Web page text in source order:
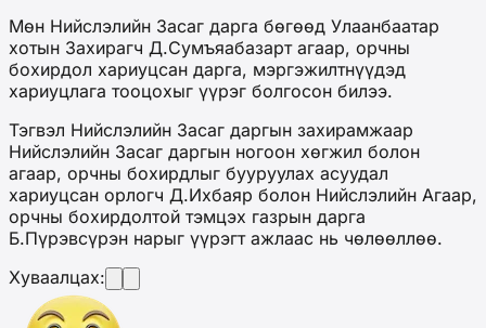
Мөн Нийслэлийн Засаг дарга бөгөөд Улаанбаатар
хотын Захирагч Д.Сумъяабазарт агаар, орчны
бохирдол хариуцсан дарга, мэргэжилтнүүдэд
хариуцлага тооцохыг үүрэг болгосон билээ.
Тэгвэл Нийслэлийн Засаг даргын захирамжаар
Нийслэлийн Засаг даргын ногоон хөгжил болон
агаар, орчны бохирдлыг бууруулах асуудал
хариуцсан орлогч Д.Ихбаяр болон Нийслэлийн Агаар,
орчны бохирдолтой тэмцэх газрын дарга
Б.Пүрэвсүрэн нарыг үүрэгт ажлаас нь чөлөөллөө.
Хуваалцах: